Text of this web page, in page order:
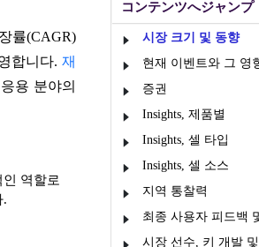
률(CAGR)
합니다.재
용 분야의
역할로
.
コンテンツへジャンプ
시장 크기 및 동향
현재 이벤트와 그 영
증권
Insights, 제품별
Insights, 셀 타입
Insights, 셀 소스
지역 통찰력
최종 사용자 피드백
시장 선수, 키 개발